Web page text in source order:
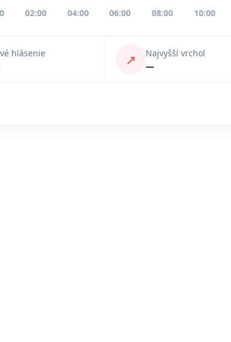
02:00 04:00 06:00 08:00 10:00
hlásenie
↗
Najvyšší vrchol
—